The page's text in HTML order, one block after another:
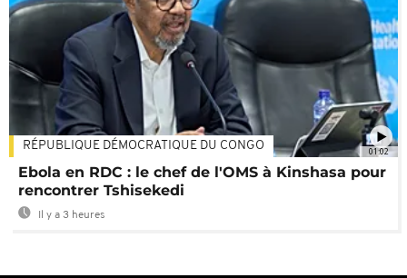
01:02
RÉPUBLIQUE DÉMOCRATIQUE DU CONGO
Ebola en RDC : le chef de l'OMS à Kinshasa pour
rencontrer Tshisekedi
Il y a 3 heures